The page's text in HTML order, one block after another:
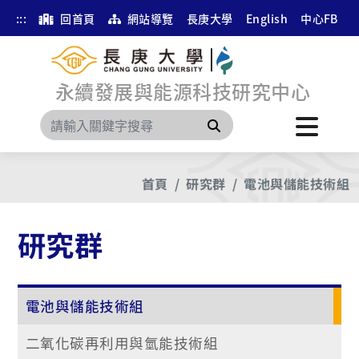
::: 回首頁 網站導覽 長庚大學 English 中心FB
永續發展與能源科技研究中心
搜尋
首頁 研究群 電池與儲能技術組
研究群
電池與儲能技術組
二氧化碳再利用與氫能技術組